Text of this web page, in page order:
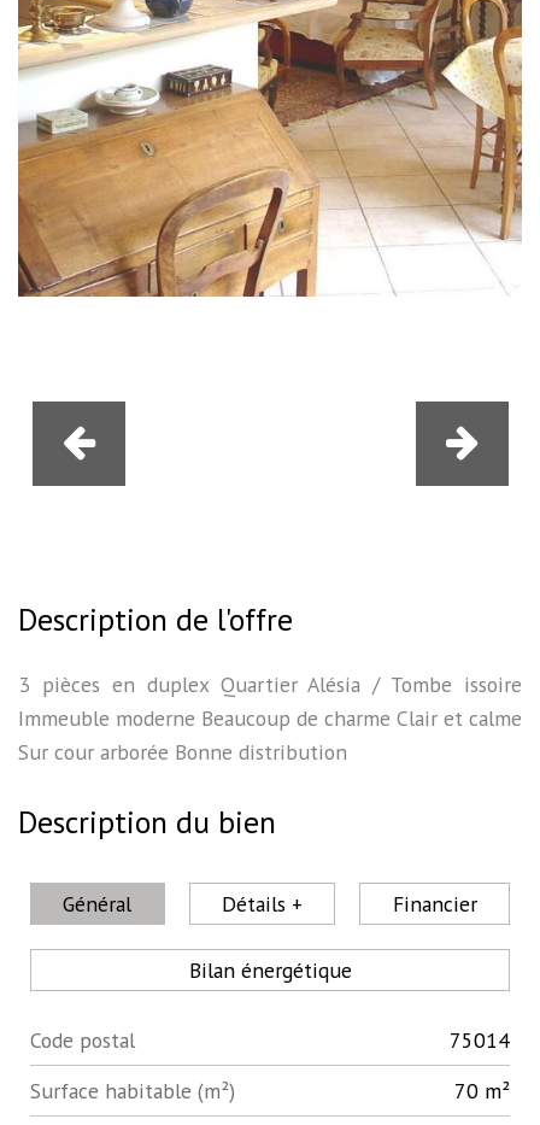
Description de l'offre
3 pièces en duplex Quartier Alésia / Tombe issoire
Immeuble moderne Beaucoup de charme Clair et calme
Sur cour arborée Bonne distribution
Description du bien
Général Détails + Financier
Bilan énergétique
Label
Code postal
75014
Surface habitable (m²)
70 m²